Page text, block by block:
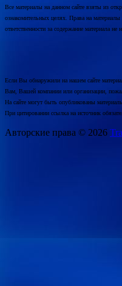
Все материалы на данном сайте взяты из
ознакомительных целях. Права на
ответственности за содержание материала не
Если Вы обнаружили на нашем сайте
Вам, Вашей компании или организации,
На сайте могут быть опубликованы
При цитировании ссылка на источник
Авторские права © 2026